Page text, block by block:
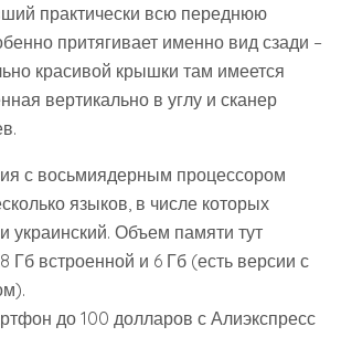
практически всю переднюю
притягивает именно вид сзади –
красивой крышки там имеется
вертикально в углу и сканер
с восьмиядерным процессором
языков, в числе которых
украинский. Объем памяти тут
Гб встроенной и 6 Гб (есть версии с
до 100 долларов с Алиэкспресс